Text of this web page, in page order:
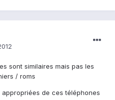
sont similaires mais pas les
/ roms
de ces téléphones